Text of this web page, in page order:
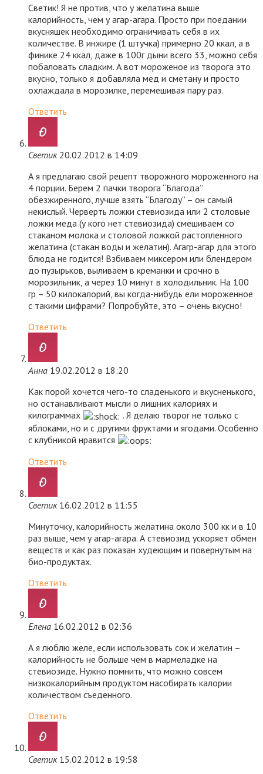
Светик! Я не против, что у желатина выше
калорийность, чем у агар-агара. Просто при поедании
вкусняшек необходимо ограничивать себя в их
количестве. В инжире (1 штучка) примерно 20 ккал, а в
финике 24 ккал, даже в 100г дыни всего 33, можно себя
побаловать сладким. А вот мороженое из творога это
вкусно, только я добавляла мед и сметану и просто
охлаждала в морозилке, перемешивая пару раз.
Ответить
Светик 20.02.2012 в 14:09
А я предлагаю свой рецепт творожного мороженного на
4 порции. Берем 2 пачки творога “Благода”
обезжиренного, лучше взять “Благоду” – он самый
некислый. Черверть ложки стевиозида или 2 столовые
ложки меда (у кого нет стевиозида) смешиваем со
стаканом молока и столовой ложкой растопленного
желатина (стакан воды и желатин). Агагр-агар для этого
блюда не годится! Взбиваем миксером или блендером
до пузырьков, выливаем в креманки и срочно в
морозильник, а через 10 минут в холодильник. На 100
гр – 50 килокалорий, вы когда-нибудь ели мороженное
с такими цифрами? Попробуйте, это – очень вкусно!
Ответить
Анна 19.02.2012 в 18:20
Как порой хочется чего-то сладенького и вкусненького,
но останавливают мысли о лишних калориях и
килограммах
. Я делаю творог не только с
яблоками, но и с другими фруктами и ягодами. Особенно
с клубникой нравится
Ответить
Светик 16.02.2012 в 11:55
Минуточку, калорийность желатина около 300 кк и в 10
раз выше, чем у агар-агара. А стевиозид ускоряет обмен
веществ и как раз показан худеющим и повернутым на
био-продуктах.
Ответить
Елена 16.02.2012 в 02:36
А я люблю желе, если использовать сок и желатин –
калорийность не больше чем в мармеладке на
стевиозиде. Нужно помнить, что можно совсем
низкокалорийным продуктом насобирать калории
количеством съеденного.
Ответить
Светик 15.02.2012 в 19:58